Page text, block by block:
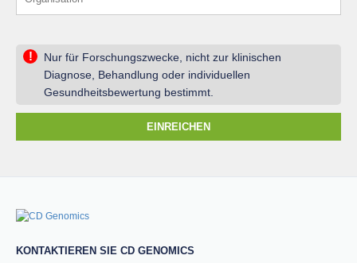
!
Nur für Forschungszwecke, nicht zur klinischen
Diagnose, Behandlung oder individuellen
Gesundheitsbewertung bestimmt.
EINREICHEN
KONTAKTIEREN SIE CD GENOMICS